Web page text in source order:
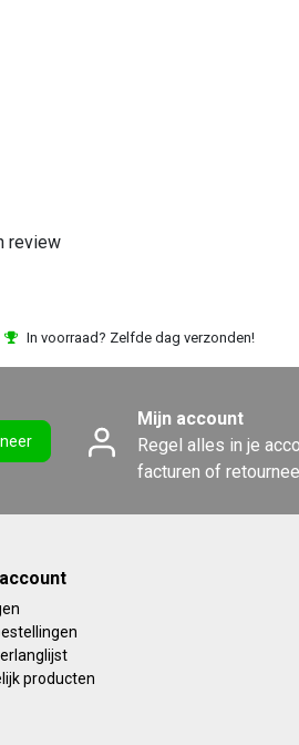
review
In voorraad? Zelfde dag verzonden!
Mijn account
Regel alles in je
facturen of
producten